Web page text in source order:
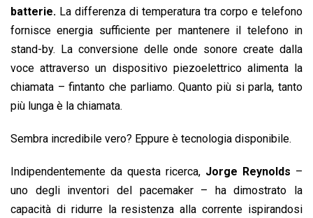
batterie. La differenza di temperatura tra corpo e telefono
fornisce energia sufficiente per mantenere il telefono in
stand-by. La conversione delle onde sonore create dalla
voce attraverso un dispositivo piezoelettrico alimenta la
chiamata – fintanto che parliamo. Quanto più si parla, tanto
più lunga è la chiamata.
Sembra incredibile vero? Eppure è tecnologia disponibile.
Indipendentemente da questa ricerca, Jorge Reynolds –
uno degli inventori del pacemaker – ha dimostrato la
capacità di ridurre la resistenza alla corrente ispirandosi